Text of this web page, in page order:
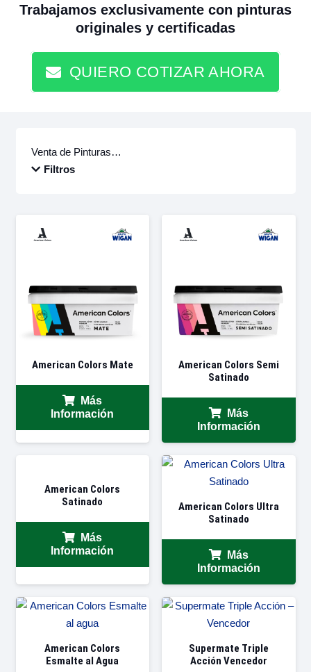
Trabajamos exclusivamente con pinturas
originales y certificadas
QUIERO COTIZAR AHORA
Venta de Pinturas…
Filtros
American Colors Mate
Más
Información
American Colors Semi
Satinado
Más
Información
American Colors
Satinado
Más
Información
American Colors Ultra
Satinado
Más
Información
American Colors
Esmalte al Agua
Supermate Triple
Acción Vencedor